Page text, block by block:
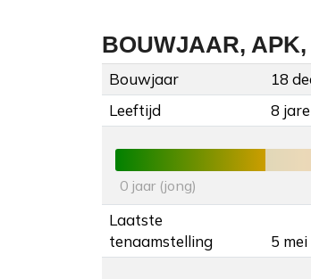
BOUWJAAR,
Bouwjaar
18
Leeftijd
8
0 jaar (jong)
Laatste
tenaamstelling
5